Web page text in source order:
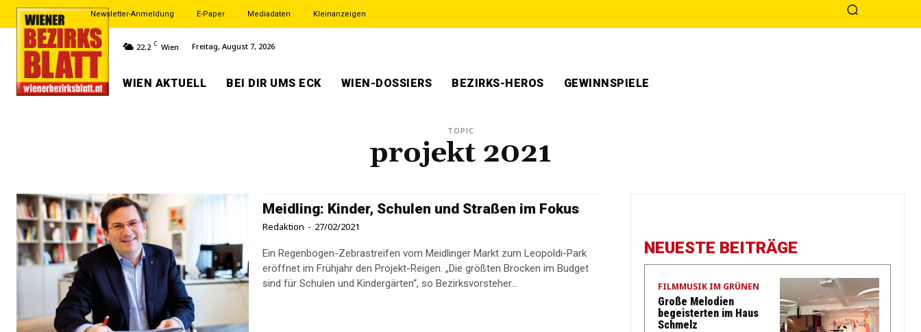
Newsletter-Anmeldung E-Paper Mediadaten Kleinanzeigen
22.2 C Wien Freitag, August 7, 2026
WIEN AKTUELL BEI DIR UMS ECK WIEN-DOSSIERS BEZIRKS-HEROS GEWINNSPIELE
TOPIC
projekt 2021
Meidling: Kinder, Schulen und Straßen im Fokus
Redaktion - 27/02/2021
Ein Regenbogen-Zebrastreifen vom Meidlinger Markt zum Leopoldi-Park
eröffnet im Frühjahr den Projekt-Reigen. „Die größten Brocken im Budget
sind für Schulen und Kindergärten“, so Bezirksvorsteher...
NEUESTE BEITRÄGE
FILMMUSIK IM GRÜNEN
Große Melodien
begeisterten im Haus
Schmelz